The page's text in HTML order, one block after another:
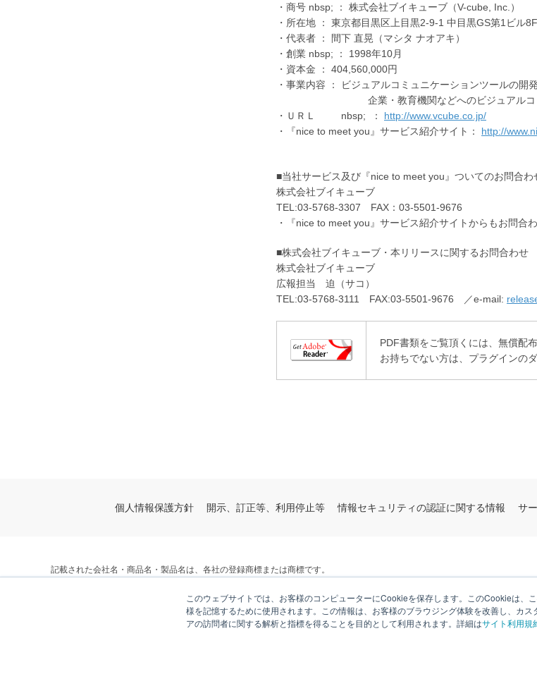
このウェブサイトでは、お客様のコンピューターにCookieを保存します。このCookieは、
様を記憶するために使用されます。この情報は、お客様のブラウジング体験を改善し、カ
アの訪問者に関する解析と指標を得ることを目的として利用されます。詳細はサイト利用規
・商号 nbsp; ： 株式会社ブイキューブ（V-cube, Inc.）
・所在地 ： 東京都目黒区上目黒2-9-1 中目黒GS第1ビル8F
・代表者 ： 間下 直晃（マシタ ナオアキ）
・創業 nbsp; ： 1998年10月
・資本金 ： 404,560,000円
・事業内容 ： ビジュアルコミュニケーションツールの開
企業・教育機関などへのビジュアルコミュニ
・ＵＲＬ nbsp; ： http://www.vcube.co.jp/
・『nice to meet you』サービス紹介サイト： http://
■当社サービス及び『nice to meet you』ついてのお問合わ
株式会社ブイキューブ
TEL:03-5768-3307 FAX：03-5501-9676
・『nice to meet you』サービス紹介サイトからもお問合
■株式会社ブイキューブ・本リリースに関するお問合わせ
株式会社ブイキューブ
広報担当 迫（サコ）
TEL:03-5768-3111 FAX:03-5501-9676 ／e-mail:
PDF書類をご覧頂くには、無償配
お持ちでない方は、プラグインの
個人情報保護方針 開示、訂正等、利用停止等 情報セキュリティの認証に関する情報 サ
記載された会社名・商品名・製品名は、各社の登録商標または商標です。